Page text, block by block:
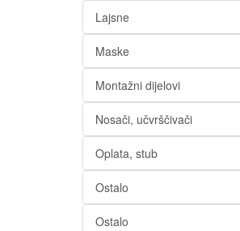
Lajsne
Maske
Montažni dijelovi
Nosači, učvrščivači
Oplata, stub
Ostalo
Ostalo